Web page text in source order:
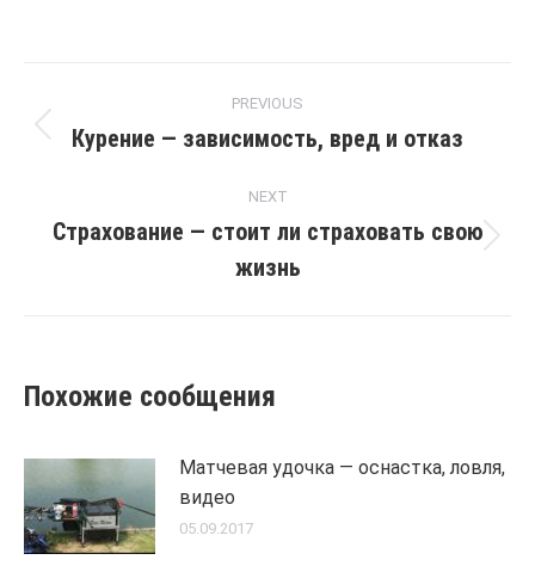
navigation
PREVIOUS
Previous
Курение — зависимость, вред и отказ
NEXT
post:
Страхование — стоит ли страховать свою
жизнь
Похожие сообщения
Матчевая удочка — оснастка, ловля,
видео
05.09.2017